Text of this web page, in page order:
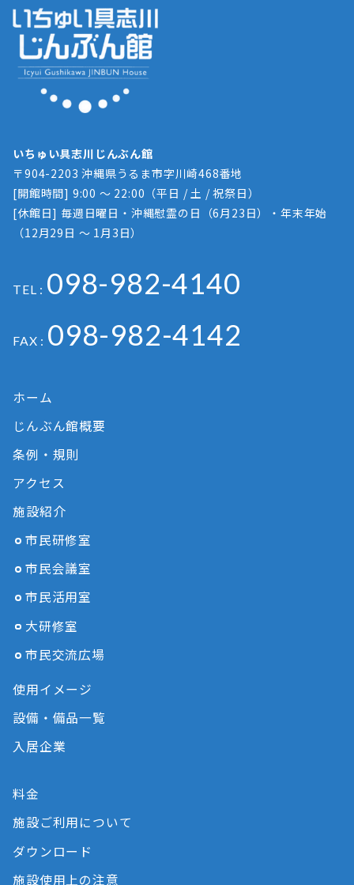
いちゅい具志川じんぶん館
〒904-2203 沖縄県うるま市字川崎468番地
[開館時間] 9:00 ～ 22:00（平日 / 土 / 祝祭日）
[休館日] 毎週日曜日・沖縄慰霊の日（6月23日）・年末年始
（12月29日 ～ 1月3日）
TEL : 098-982-4140
FAX : 098-982-4142
ホーム
じんぶん館概要
条例・規則
アクセス
施設紹介
市民研修室
市民会議室
市民活用室
大研修室
市民交流広場
使用イメージ
設備・備品一覧
入居企業
料金
施設ご利用について
ダウンロード
施設使用上の注意